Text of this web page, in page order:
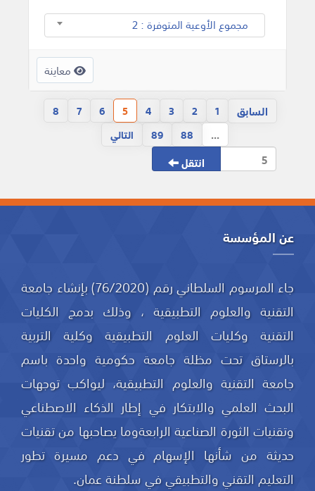
مجموع الأوعية المتوفرة : 2
معاينة
السابق 1
2
3
4
5
6
7
8
...
88
89 التالي
انتقل
عن المؤسسة
جاء المرسوم السلطاني رقم (76/2020) بإنشاء جامعة
التقنية والعلوم التطبيقية ، وذلك بدمج الكليات
التقنية وكليات العلوم التطبيقية وكلية التربية
بالرستاق تحت مظلة جامعة حكومية واحدة باسم
جامعة التقنية والعلوم التطبيقية، ليواكب توجهات
البحث العلمي والابتكار في إطار الذكاء الاصطناعي
وتقنيات الثورة الصناعية الرابعةوما يصاحبها من تقنيات
حديثة من شأنها الإسهام في دعم مسيرة تطور
التعليم التقني والتطبيقي في سلطنة عمان.